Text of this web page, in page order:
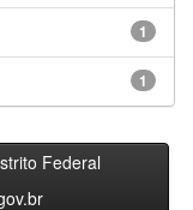
1
1
Federal